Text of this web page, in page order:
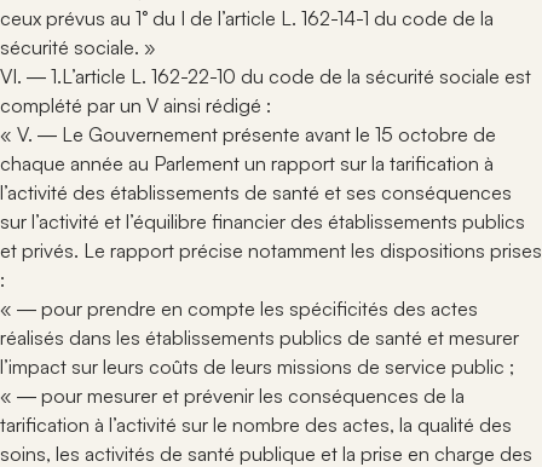
ceux prévus au 1° du I de l’article L. 162-14-1 du code de la
sécurité sociale. »
VI. ― 1.L’article L. 162-22-10 du code de la sécurité sociale est
complété par un V ainsi rédigé :
« V. ― Le Gouvernement présente avant le 15 octobre de
chaque année au Parlement un rapport sur la tarification à
l’activité des établissements de santé et ses conséquences
sur l’activité et l’équilibre financier des établissements publics
et privés. Le rapport précise notamment les dispositions prises
:
« ― pour prendre en compte les spécificités des actes
réalisés dans les établissements publics de santé et mesurer
l’impact sur leurs coûts de leurs missions de service public ;
« ― pour mesurer et prévenir les conséquences de la
tarification à l’activité sur le nombre des actes, la qualité des
soins, les activités de santé publique et la prise en charge des